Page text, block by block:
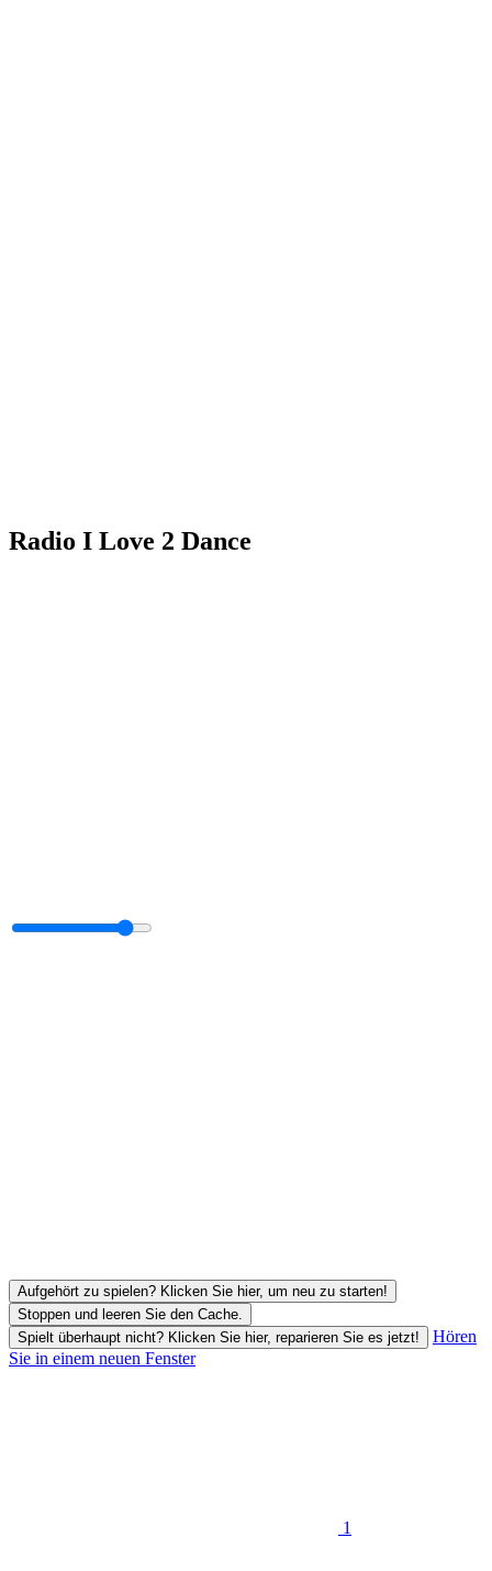
Radio I Love 2 Dance
Aufgehört zu spielen? Klicken Sie hier, um neu zu starten!
Stoppen und leeren Sie den Cache.
Spielt überhaupt nicht? Klicken Sie hier, reparieren Sie es jetzt!
Hören
Sie in einem neuen Fenster
1